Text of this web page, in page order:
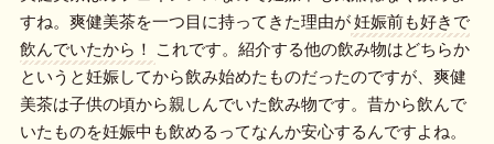
すね。爽健美茶を一つ目に持ってきた理由が妊娠前も好きで
飲んでいたから！
これです。紹介する他の飲み物はどちらか
というと妊娠してから飲み始めたものだったのですが、爽健
美茶は子供の頃から親しんでいた飲み物です。昔から飲んで
いたものを妊娠中も飲めるってなんか安心するんですよね。